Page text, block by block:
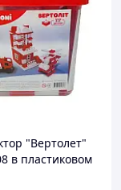
"Вертолет"
в пластиковом